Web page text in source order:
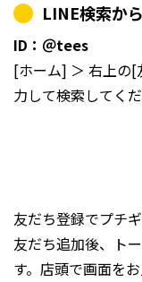
LINE検索か
ID：＠tees
[ホーム] ＞ 右上の
力して検索してくだ
友だち登録でプチ
友だち追加後、ト
す。店頭で画面を